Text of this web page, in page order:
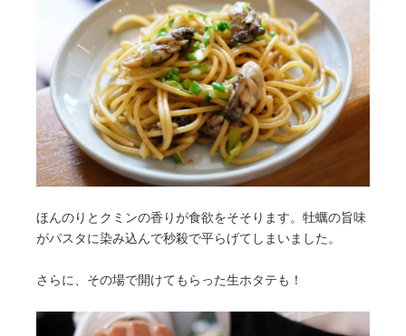
ほんのりとクミンの香りが食欲をそそります。牡蠣の旨味
がパスタに染み込んで秒殺で平らげてしまいました。
さらに、その場で開けてもらった生ホタテも！